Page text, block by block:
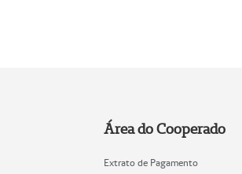
Área do Cooperado
Extrato de Pagamento